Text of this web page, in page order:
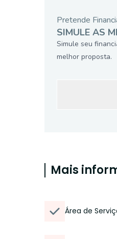
Pretende
SIMULE AS
Simule seu
melhor proposta.
Mais
Área de